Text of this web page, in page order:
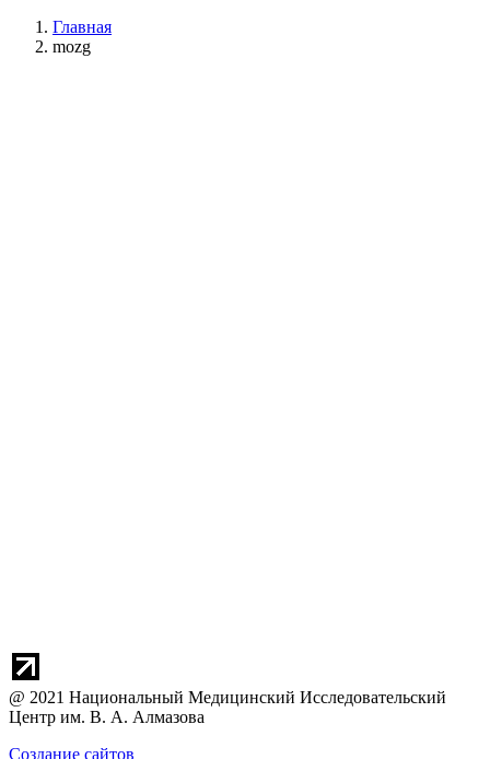
Главная
mozg
@ 2021 Национальный Медицинский Исследовательский
Центр им. В. А. Алмазова
Создание сайтов